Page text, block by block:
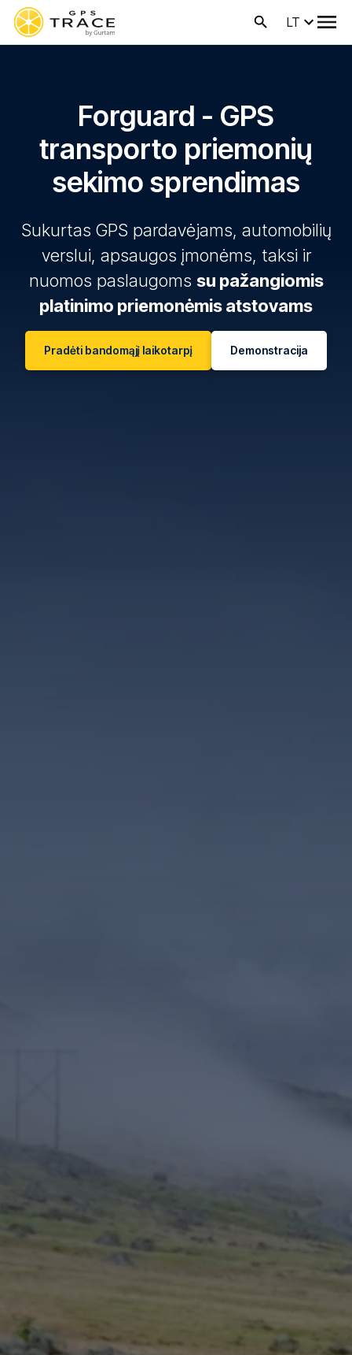
LT
Forguard - GPS
transporto priemonių
sekimo sprendimas
Sukurtas GPS pardavėjams, automobilių
verslui, apsaugos įmonėms, taksi ir
nuomos paslaugoms su pažangiomis
platinimo priemonėmis atstovams
Pradėti bandomąjį laikotarpį Demonstracija